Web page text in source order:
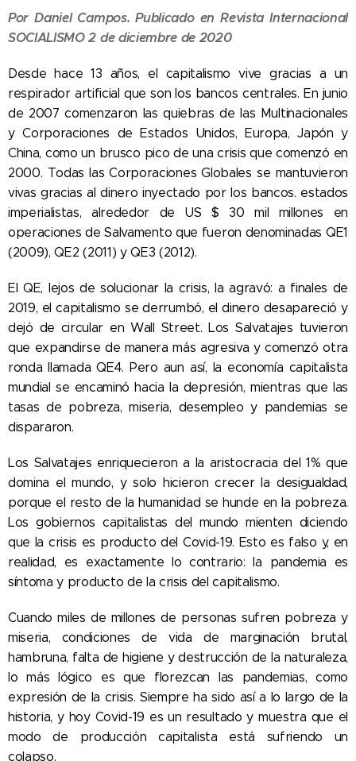
Por Daniel Campos. Publicado en Revista Internacional
SOCIALISMO 2 de diciembre de 2020
Desde hace 13 años, el capitalismo vive gracias a un
respirador artificial que son los bancos centrales. En junio
de 2007 comenzaron las quiebras de las Multinacionales
y Corporaciones de Estados Unidos, Europa, Japón y
China, como un brusco pico de una crisis que comenzó en
2000. Todas las Corporaciones Globales se mantuvieron
vivas gracias al dinero inyectado por los bancos. estados
imperialistas, alrededor de US $ 30 mil millones en
operaciones de Salvamento que fueron denominadas QE1
(2009), QE2 (2011) y QE3 (2012).
El QE, lejos de solucionar la crisis, la agravó: a finales de
2019, el capitalismo se derrumbó, el dinero desapareció y
dejó de circular en Wall Street. Los Salvatajes tuvieron
que expandirse de manera más agresiva y comenzó otra
ronda llamada QE4. Pero aun así, la economía capitalista
mundial se encaminó hacia la depresión, mientras que las
tasas de pobreza, miseria, desempleo y pandemias se
dispararon.
Los Salvatajes enriquecieron a la aristocracia del 1% que
domina el mundo, y solo hicieron crecer la desigualdad,
porque el resto de la humanidad se hunde en la pobreza.
Los gobiernos capitalistas del mundo mienten diciendo
que la crisis es producto del Covid-19. Esto es falso y, en
realidad, es exactamente lo contrario: la pandemia es
síntoma y producto de la crisis del capitalismo.
Cuando miles de millones de personas sufren pobreza y
miseria, condiciones de vida de marginación brutal,
hambruna, falta de higiene y destrucción de la naturaleza,
lo más lógico es que florezcan las pandemias, como
expresión de la crisis. Siempre ha sido así a lo largo de la
historia, y hoy Covid-19 es un resultado y muestra que el
modo de producción capitalista está sufriendo un
colapso.